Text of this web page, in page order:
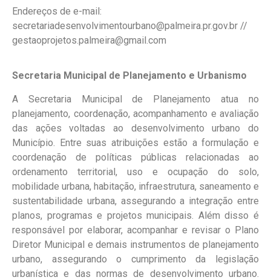
Endereços de e-mail:
secretariadesenvolvimentourbano@palmeira.pr.gov.br //
gestaoprojetos.palmeira@gmail.com
Secretaria Municipal de Planejamento e Urbanismo
A Secretaria Municipal de Planejamento atua no
planejamento, coordenação, acompanhamento e avaliação
das ações voltadas ao desenvolvimento urbano do
Município. Entre suas atribuições estão a formulação e
coordenação de políticas públicas relacionadas ao
ordenamento territorial, uso e ocupação do solo,
mobilidade urbana, habitação, infraestrutura, saneamento e
sustentabilidade urbana, assegurando a integração entre
planos, programas e projetos municipais. Além disso é
responsável por elaborar, acompanhar e revisar o Plano
Diretor Municipal e demais instrumentos de planejamento
urbano, assegurando o cumprimento da legislação
urbanística e das normas de desenvolvimento urbano.